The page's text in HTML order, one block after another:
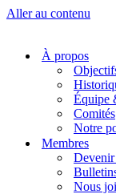
Aller au contenu
À propos
Équipe
Comités
Notre
Membres
Devenir
Nous